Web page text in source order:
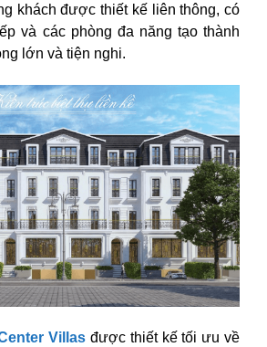
khách được thiết kế liên thông, có
và các phòng đa năng tạo thành
lớn và tiện nghi.
Villas được thiết kế tối ưu về